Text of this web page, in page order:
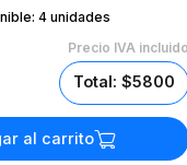
4 unidades
Precio IVA incluido
Total: $5800
al carrito